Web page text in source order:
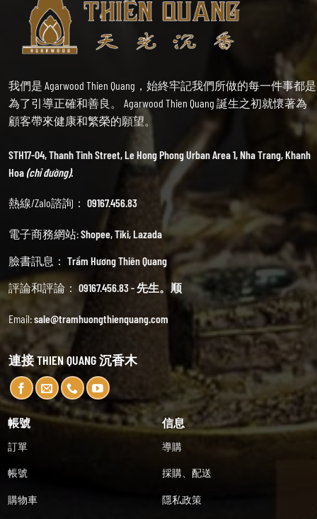
我們是 Agarwood Thien Quang，始終牢記我們所做的每一件事都是
為了引導正確和善良。 Agarwood Thien Quang 誕生之初就懷著為
顧客帶來健康和繁榮的願望。
STH17-04, Thanh Tinh Street, Le Hong Phong Urban Area 1, Nha Trang, Khanh
Hoa(chỉ đường).
熱線/Zalo諮詢： 09167.456.83
電子商務網站:Shopee,Tiki,Lazada
臉書訊息： Trầm Hương Thiên Quang
評論和評論： 09167.456.83 - 先生。顺
Email:sale@tramhuongthienquang.com
連接 THIEN QUANG 沉香木
帳號
訂單
帳號
購物車
信息
導購
採購、配送
隱私政策